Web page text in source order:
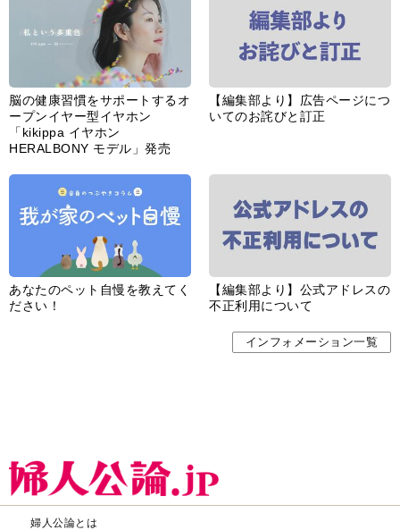
脳の健康習慣をサポートするオ
ープンイヤー型イヤホン
「kikippa イヤホン
HERALBONY モデル」発売
【編集部より】広告ページにつ
いてのお詫びと訂正
あなたのペット自慢を教えてく
ださい！
【編集部より】公式アドレスの
不正利用について
インフォメーション一覧
婦人公論とは